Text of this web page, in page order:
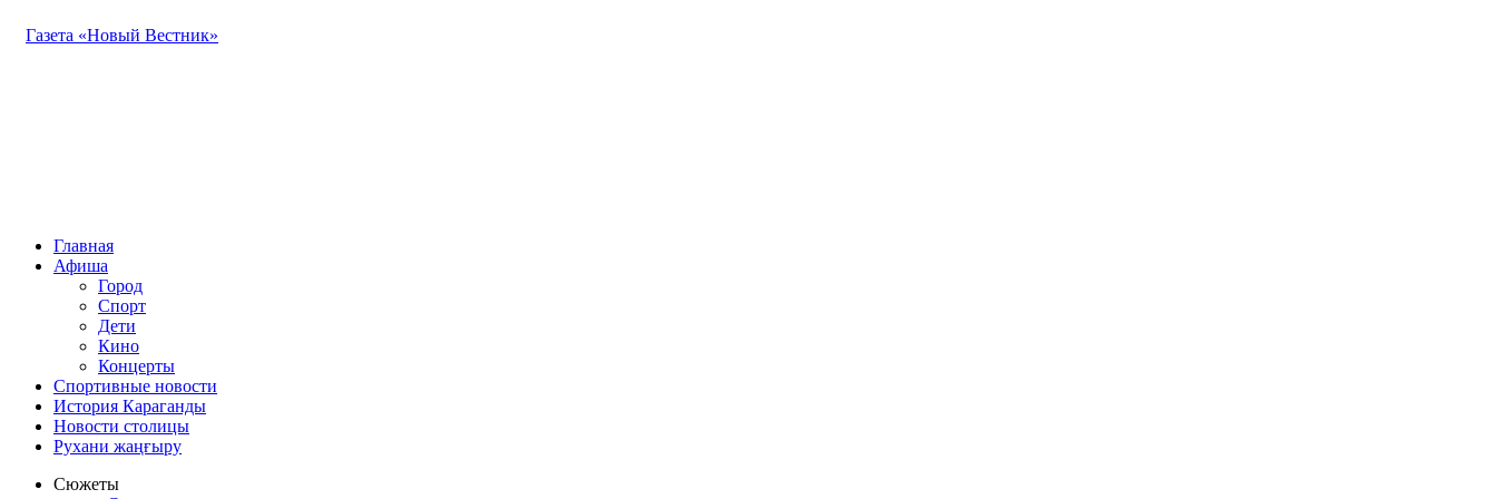
Газета «Новый Вестник»
Главная
Афиша
Город
Спорт
Дети
Кино
Концерты
Спортивные новости
История Караганды
Новости столицы
Рухани жаңғыру
Сюжеты